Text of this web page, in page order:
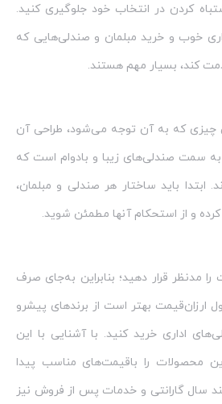
کردن در انتخاب خود جلوگیری کنید.
خوب و خرید مبلمان و صندلی‌هایی که
کند، بسیار مهم هستند.
چیزی که به آن توجه می‌شود، طراحی آن
به سمت صندلی‌های زیبا و بادوام است که
ابتدا باید ساختار هر صندلی و مبلمان،
کرده و از استحکام آنها مطمئن شوید.
مدنظر قرار دهید؛ بنابراین به‌جای صرف
بهتر است از برندهای پیشرو
اداری خرید کنید. با آشنایی با این
محصولات را باقیمت‌های مناسب پیدا
سال گارانتی و خدمات پس از فروش نیز